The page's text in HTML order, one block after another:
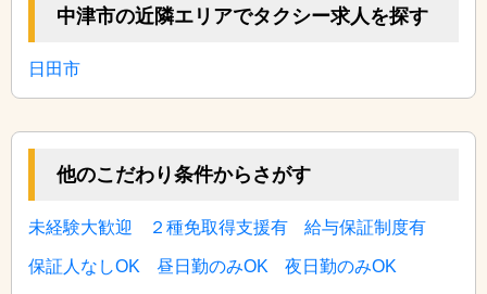
中津市の近隣エリアでタクシー求人を探す
日田市
他のこだわり条件からさがす
未経験大歓迎 ２種免取得支援有 給与保証制度有
保証人なしOK 昼日勤のみOK 夜日勤のみOK